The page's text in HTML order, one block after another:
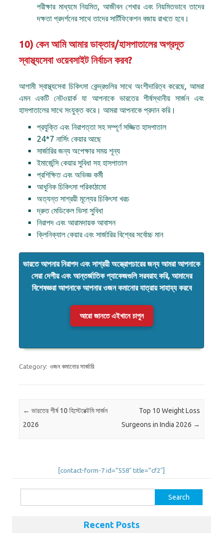
পরীক্ষার মাধ্যমে নিয়মিত, আজীবন শেখার এবং নিয়মিতভাবে তাদের
দক্ষতা প্রদর্শনের সাথে তাদের সার্টিফিকেশন বজায় রাখতে হবে।
10) কেন আমি আমার ডাক্তার/হাসপাতালের অগ্রদূত
স্বাস্থ্যসেবা ওয়েবসাইট নির্বাচন করব?
আগামী স্বাস্থ্যসেবা চিকিৎসা কেন্দ্রগুলির সাথে অংশীদারিত্ব করেছে, আমরা
এমন একটি নেটওয়ার্ক যা আপনাকে ভারতের শীর্ষস্থানীয় সার্জন এবং
হাসপাতালের সাথে সংযুক্ত করে। আমরা আপনাকে প্রদান করি।
প্রযুক্তি এবং নিরাপত্তা সহ সম্পূর্ণ সজ্জিত হাসপাতাল
24*7 নার্সিং কেয়ার আছে
সার্জারির জন্য অপেক্ষার সময় শূন্য
ইমার্জেন্সি কেয়ার সুবিধা সহ হাসপাতাল
প্রশিক্ষিত এবং অভিজ্ঞ কর্মী
আধুনিক চিকিৎসা পরিকাঠামো
অত্যন্ত সাশ্রয়ী মূল্যের চিকিৎসা খরচ
দ্রুত মেডিকেল ভিসা সুবিধা
নিরাপদ এবং আরামদায়ক আবাসন
ক্লিনিক্যাল কেয়ার এবং সার্জারির বিশ্বের সর্বোচ্চ মান
ভারতে আপনার নিরাপদ এবং সাশ্রয়ী অস্ত্রোপচারের জন্য আমরা আপনাকে
সেরা দেশীয় এবং আন্তর্জাতিক প্যাকেজগুলি সরবরাহ করি, আমাদের
বিশেষজ্ঞরা আপনাকে আপনার ওজন কমানোর যাত্রায় সাহায্য করবে
আরো জানতে এইখানে চাপুন
Category: ওজন কমানোর সার্জারি
Post navigation
← ভারতের শীর্ষ 10 হিস্টেরেক্টমি সার্জন
2026
Top 10 Weight Loss
Surgeons in India 2026 →
[contact-form-7 id=”558″ title=”cf2″]
for:
Recent Posts